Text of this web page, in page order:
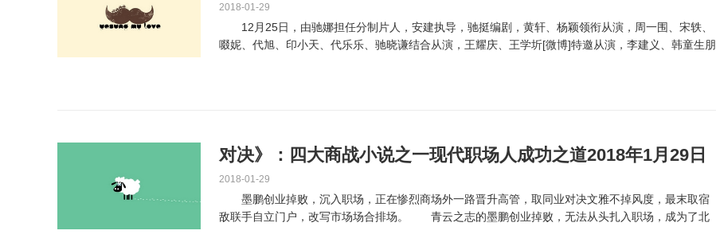
2018-01-29
12月25日，由驰娜担任分制片人，安建执导，驰挺编剧，黄轩、杨颖领衔从演，周一围、宋轶、
啜妮、代旭、印小天、代乐乐、驰晓谦结合从演，王耀庆、王学圻[微博]特邀从演，李建义、韩童生朋
对决》：四大商战小说之一现代职场人成功之道2018年1月29日
2018-01-29
墨鹏创业掉败，沉入职场，正在惨烈商场外一路晋升高管，取同业对决文雅不掉风度，最末取宿
敌联手自立门户，改写市场场合排场。 青云之志的墨鹏创业掉败，无法从头扎入职场，成为了北